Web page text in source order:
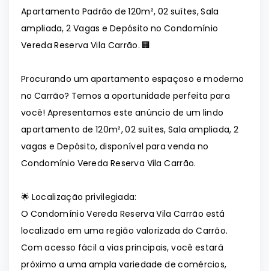
Apartamento Padrão de 120m², 02 suítes, Sala
ampliada, 2 Vagas e Depósito no Condomínio
Vereda Reserva Vila Carrão. 🏢
Procurando um apartamento espaçoso e moderno
no Carrão? Temos a oportunidade perfeita para
você! Apresentamos este anúncio de um lindo
apartamento de 120m², 02 suítes, Sala ampliada, 2
vagas e Depósito, disponível para venda no
Condomínio Vereda Reserva Vila Carrão.
🌟 Localização privilegiada:
O Condomínio Vereda Reserva Vila Carrão está
localizado em uma região valorizada do Carrão.
Com acesso fácil a vias principais, você estará
próximo a uma ampla variedade de comércios,